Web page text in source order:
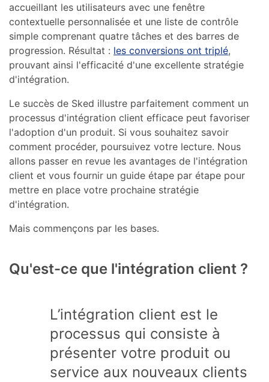
accueillant les utilisateurs avec une fenêtre
contextuelle personnalisée et une liste de contrôle
simple comprenant quatre tâches et des barres de
progression. Résultat : les conversions ont triplé,
prouvant ainsi l'efficacité d'une excellente stratégie
d'intégration.
Le succès de Sked illustre parfaitement comment un
processus d'intégration client efficace peut favoriser
l'adoption d'un produit. Si vous souhaitez savoir
comment procéder, poursuivez votre lecture. Nous
allons passer en revue les avantages de l'intégration
client et vous fournir un guide étape par étape pour
mettre en place votre prochaine stratégie
d'intégration.
Mais commençons par les bases.
Qu'est-ce que l'intégration client ?
L’intégration client est le
processus qui consiste à
présenter votre produit ou
service aux nouveaux clients